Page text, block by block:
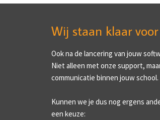
Wij staan klaar
Ook na de lancering van jouw
Niet alleen met onze support,
communicatie binnen jouw school.
Kunnen we je dus nog ergens
een keuze: